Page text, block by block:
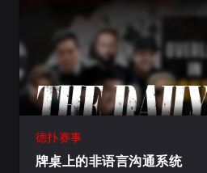
德扑赛事
牌桌上的非语言沟通系统